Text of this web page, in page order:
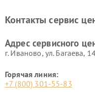
Контакты сервис
Адрес сервисного
г. Иваново, ул. Багаева,
Горячая линия:
+7 (800) 301-55-83